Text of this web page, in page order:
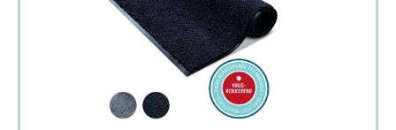
Wat is de beste Droogloopmat van 2026
1. Beste Droogloopmat van 2026
2. Goede Prijs-Kwaliteit Droogloopmat
3. Duurzame Droogloopmat
4. Beste Budget Droogloopmat van 2026
5. Goede Koop Droogloopmat